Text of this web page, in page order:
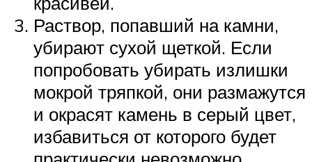
Раствор, попавший на камни,
убирают сухой щеткой. Если
попробовать убирать излишки
мокрой тряпкой, они размажутся
и окрасят камень в серый цвет,
избавиться от которого будет